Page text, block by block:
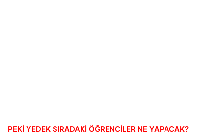
PEKİ YEDEK SIRADAKİ ÖĞRENCİLER NE YAPACAK?